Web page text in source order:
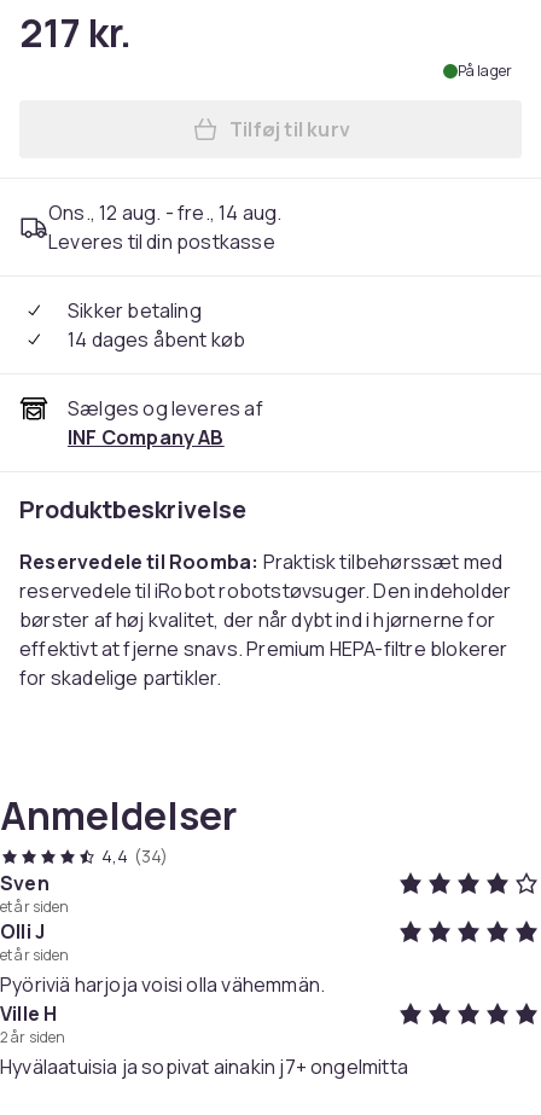
217 kr.
På lager
Læg Tilbehør til iRobot
Tilføj til kurv
Ons., 12 aug. - fre., 14 aug.
Leveres til din postkasse
Sikker betaling
14 dages åbent køb
Sælges og leveres af
INF Company AB
Produktbeskrivelse
Reservedele til Roomba: Praktisk tilbehørssæt med
reservedele til iRobot robotstøvsuger. Den indeholder
børster af høj kvalitet, der når dybt ind i hjørnerne for
effektivt at fjerne snavs. Premium HEPA-filtre blokerer
for skadelige partikler.
Passer til mange modeller:
med iRobot Roomba E-series E5 (E5134), E6 (E6198) /
E7 I-series i7 (7150), i7 plus (7550), i8, i8+, i3, i3+, i4 , i4+,
i6, i6+
Specifikationer:
Farve: Grøn/sort
Anmeldelser
4,4 (34)
Sven
et år siden
Olli J
et år siden
Pyöriviä harjoja voisi olla vähemmän.
Ville H
2 år siden
Hyvälaatuisia ja sopivat ainakin j7+ ongelmitta